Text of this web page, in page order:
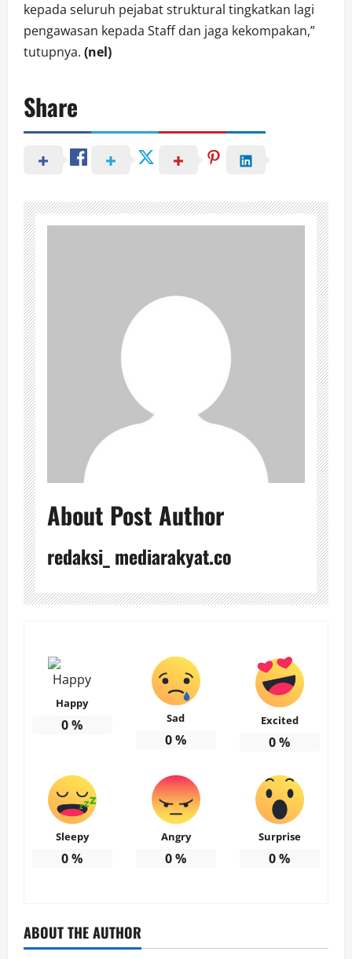
kepada seluruh pejabat struktural tingkatkan lagi
pengawasan kepada Staff dan jaga kekompakan,”
tutupnya. (nel)
Share
About Post Author
redaksi_ mediarakyat.co
Happy
0% Sad
0%
Excited
0%
Sleepy
0%
Angry
0%
Surprise
0%
ABOUT THE AUTHOR